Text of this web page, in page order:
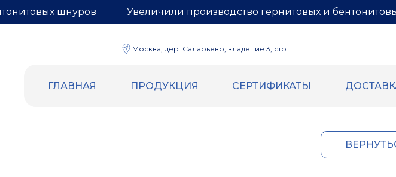
Увеличили производство гернитовых и
шнуров
Москва, дер. Саларьево, владение 3, стр 1
ГЛАВНАЯ ПРОДУКЦИЯ СЕРТИФИКАТЫ